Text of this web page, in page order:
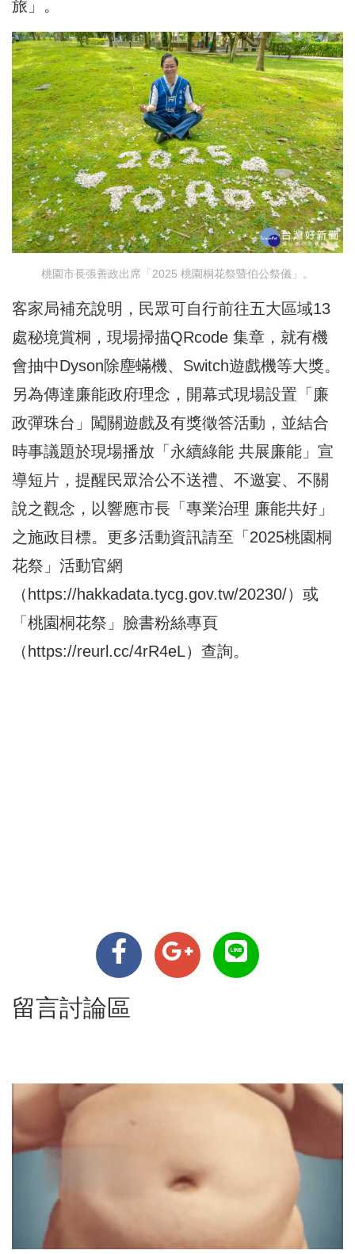
旅」。
桃園市長張善政出席「2025 桃園桐花祭暨伯公祭儀」。
客家局補充說明，民眾可自行前往五大區域13
處秘境賞桐，現場掃描QRcode 集章，就有機
會抽中Dyson除塵蟎機、Switch遊戲機等大獎。
另為傳達廉能政府理念，開幕式現場設置「廉
政彈珠台」闖關遊戲及有獎徵答活動，並結合
時事議題於現場播放「永續綠能 共展廉能」宣
導短片，提醒民眾洽公不送禮、不邀宴、不關
說之觀念，以響應市長「專業治理 廉能共好」
之施政目標。更多活動資訊請至「2025桃園桐
花祭」活動官網
（https://hakkadata.tycg.gov.tw/20230/）或
「桃園桐花祭」臉書粉絲專頁
（https://reurl.cc/4rR4eL）查詢。
留言討論區